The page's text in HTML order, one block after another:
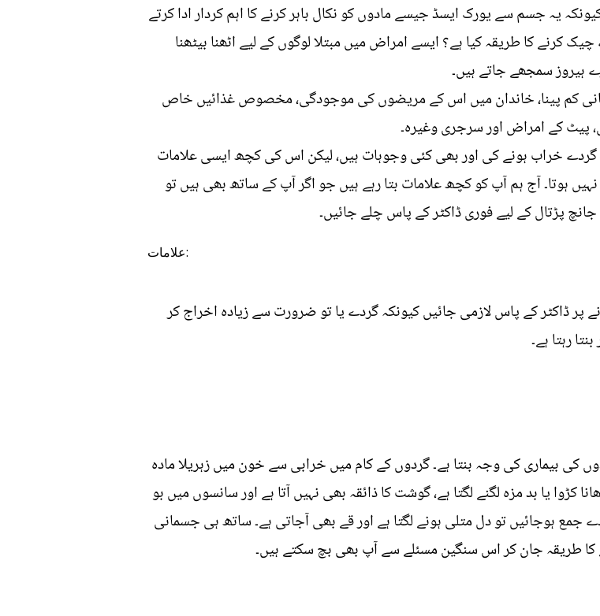
یہ جسم سے یورک ایسڈ جیسے مادوں کو نکال باہر کرنے کا اہم کردار ادا کرتے
کرنے کا طریقہ کیا ہے؟ ایسے امراض میں مبتلا لوگوں کے لیے اٹھنا بیٹھنا
ہیروز سمجھے جاتے ہیں۔
کم پینا، خاندان میں اس کے مریضوں کی موجودگی، مخصوص غذائیں خاص
پیٹ کے امراض اور سرجری وغیرہ۔
گردے خراب ہونے کی اور بھی کئی وجوہات ہیں، لیکن اس کی کچھ ایسی علامات
ہوتا۔ آج ہم آپ کو کچھ علامات بتا رہے ہیں جو اگر آپ کے ساتھ بھی ہیں تو
پڑتال کے لیے فوری ڈاکٹر کے پاس چلے جائیں۔
علامات:
پر ڈاکٹر کے پاس لازمی جائیں کیونکہ گردے یا تو ضرورت سے زیادہ اخراج کر
رہتا ہے۔
کی بیماری کی وجہ بنتا ہے۔ گردوں کے کام میں خرابی سے خون میں زہریلا مادہ
کڑوا یا بد مزہ لگنے لگتا ہے، گوشت کا ذائقہ بھی نہیں آتا ہے اور سانسوں میں بو
جمع ہوجائیں تو دل متلی ہونے لگتا ہے اور قے بھی آجاتی ہے۔ ساتھ ہی جسمانی
طریقہ جان کر اس سنگین مسئلے سے آپ بھی بچ سکتے ہیں۔